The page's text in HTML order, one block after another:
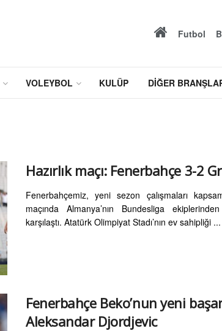
Futbol
VOLEYBOL KULÜP DIĞER
Hazırlık maçı: Fenerbahçe 3-2
Fenerbahçemiz, yeni sezon çalışmaları
maçında Almanya’nın Bundesliga
karşılaştı. Atatürk Olimpiyat Stadı’nın ev sahipliği ...
Fenerbahçe Beko’nun yeni
Aleksandar Djordjevic